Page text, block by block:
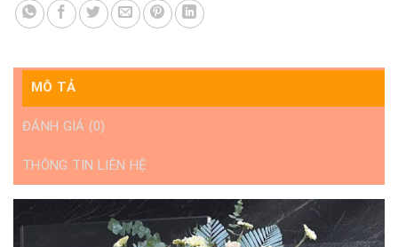
MÔ TẢ
ĐÁNH GIÁ (0)
THÔNG TIN LIÊN HỆ